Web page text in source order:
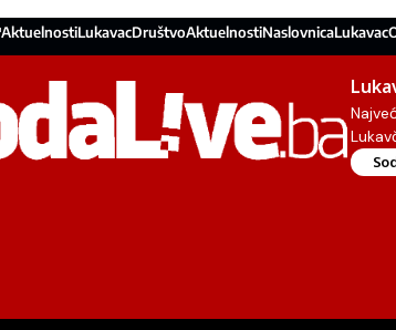
AktuelnostiLukavacDruštvoAktuelnostiNaslovnicaLukavac